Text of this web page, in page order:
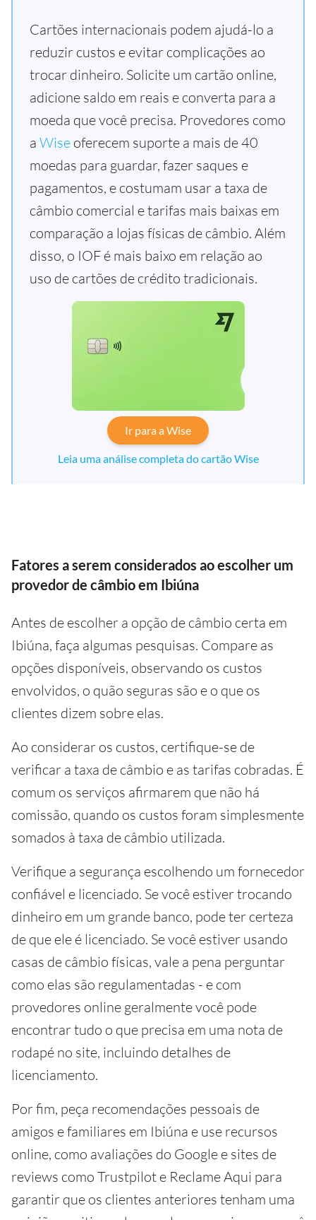
Cartões internacionais podem ajudá-lo a
reduzir custos e evitar complicações ao
trocar dinheiro. Solicite um cartão online,
adicione saldo em reais e converta para a
moeda que você precisa. Provedores como
a Wise oferecem suporte a mais de 40
moedas para guardar, fazer saques e
pagamentos, e costumam usar a taxa de
câmbio comercial e tarifas mais baixas em
comparação a lojas físicas de câmbio. Além
disso, o IOF é mais baixo em relação ao
uso de cartões de crédito tradicionais.
Ir para a Wise
Leia uma análise completa do cartão Wise
Fatores a serem considerados ao escolher um
provedor de câmbio em Ibiúna
Antes de escolher a opção de câmbio certa em
Ibiúna, faça algumas pesquisas. Compare as
opções disponíveis, observando os custos
envolvidos, o quão seguras são e o que os
clientes dizem sobre elas.
Ao considerar os custos, certifique-se de
verificar a taxa de câmbio e as tarifas cobradas. É
comum os serviços afirmarem que não há
comissão, quando os custos foram simplesmente
somados à taxa de câmbio utilizada.
Verifique a segurança escolhendo um fornecedor
confiável e licenciado. Se você estiver trocando
dinheiro em um grande banco, pode ter certeza
de que ele é licenciado. Se você estiver usando
casas de câmbio físicas, vale a pena perguntar
como elas são regulamentadas - e com
provedores online geralmente você pode
encontrar tudo o que precisa em uma nota de
rodapé no site, incluindo detalhes de
licenciamento.
Por fim, peça recomendações pessoais de
amigos e familiares em Ibiúna e use recursos
online, como avaliações do Google e sites de
reviews como Trustpilot e Reclame Aqui para
garantir que os clientes anteriores tenham uma